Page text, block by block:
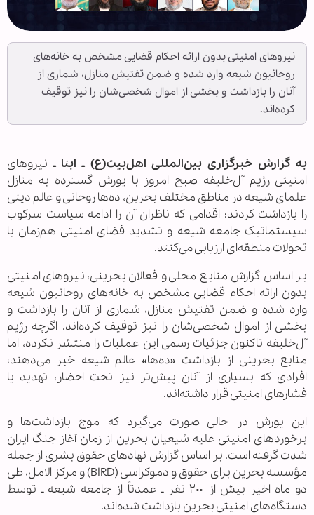
نیروهای امنیتی بدون ارائه احکام قضایی مشخص به خانه‌های
روحانیون شیعه وارد شده و ضمن تفتیش منازل، شماری از
آنان را بازداشت و بخشی از اموال شخصی‌شان را نیز توقیف
کرده‌اند.
به گزارش خبرگزاری بین‌المللی اهل‌بیت(ع) ـ ابنا ـ نیروهای
امنیتی رژیم آل‌خلیفه صبح امروز با یورش گسترده به منازل
علمای شیعه در مناطق مختلف بحرین، ده‌ها روحانی و عالم دینی
را بازداشت کردند؛ اقدامی که ناظران آن را ادامه سیاست سرکوب
سیستماتیک جامعه شیعه و تشدید فضای امنیتی هم‌زمان با
تحولات منطقه‌ای ارزیابی می‌کنند.
بر اساس گزارش منابع محلی و فعالان بحرینی، نیروهای امنیتی
بدون ارائه احکام قضایی مشخص به خانه‌های روحانیون شیعه
وارد شده و ضمن تفتیش منازل، شماری از آنان را بازداشت و
بخشی از اموال شخصی‌شان را نیز توقیف کرده‌اند. اگرچه رژیم
آل‌خلیفه تاکنون جزئیات رسمی این عملیات را منتشر نکرده، اما
منابع بحرینی از بازداشت «ده‌ها» عالم شیعه خبر می‌دهند؛
افرادی که بسیاری از آنان پیش‌تر نیز تحت احضار، تهدید یا
فشارهای امنیتی قرار داشته‌اند.
این یورش در حالی صورت می‌گیرد که موج بازداشت‌ها و
برخوردهای امنیتی علیه شیعیان بحرین از زمان آغاز جنگ ایران
شدت گرفته است. بر اساس گزارش نهادهای حقوق بشری از جمله
مؤسسه بحرین برای حقوق و دموکراسی (BIRD) و مرکز الامل، طی
دو ماه اخیر بیش از ۲۰۰ نفر ـ عمدتاً از جامعه شیعه ـ توسط
دستگاه‌های امنیتی بحرین بازداشت شده‌اند.